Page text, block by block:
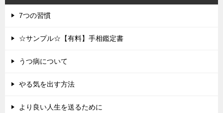
7つの習慣
☆サンプル☆【有料】手相鑑定書
うつ病について
やる気を出す方法
より良い人生を送るために